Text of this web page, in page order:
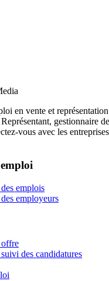
en vente et
gestionnaire
vous avec les
emplois
employeurs
des candidatures